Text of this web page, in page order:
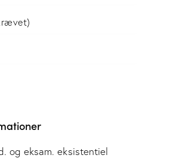
og eksam. eksistentiel